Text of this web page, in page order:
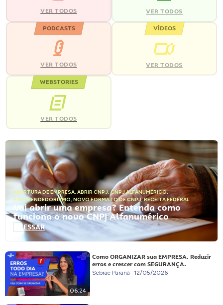
VER TODOS VER TODOS
PODCASTS
VER TODOS
VÍDEOS
VER TODOS
WEBSTORIES
VER TODOS
ABERTURA DE EMPRESA, ABRIR CNPJ,CNPJ ALFANUMÉRICO,
EMPREENDEDORISMO, NOVO FORMATO DE CNPJ,RECEITA FEDERAL
Vai abrir uma empresa? Entenda como
funciona o novo CNPJ Alfanumérico
ACESSAR
06:24
Como ORGANIZAR sua EMPRESA. Reduzir
erros e crescer com SEGURANÇA.
Sebrae Paraná 12/05/2026